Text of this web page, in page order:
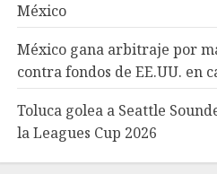
México
México gana arbitraje por
contra fondos de EE.UU. en
Toluca golea a Seattle
la Leagues Cup 2026
5
la
Turista
en